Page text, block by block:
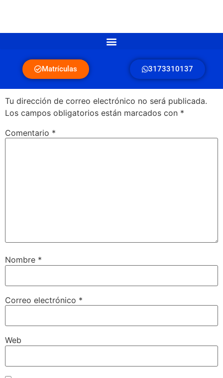
Matrículas 3173310137
Deja una respuesta
Tu dirección de correo electrónico no será publicada.
Los campos obligatorios están marcados con *
Comentario *
Nombre *
Correo electrónico *
Web